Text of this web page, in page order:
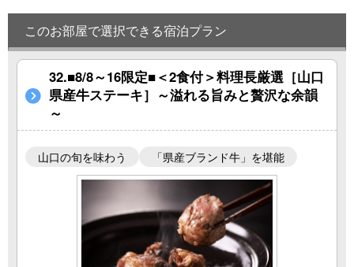
このお部屋で選択できる宿泊プラン
32.■8/8～16限定■＜2食付＞料理長厳選［山口
県産牛ステーキ］～溢れる旨みと贅沢な余韻
～
山口の旬を味わう 「県産ブランド牛」を堪能